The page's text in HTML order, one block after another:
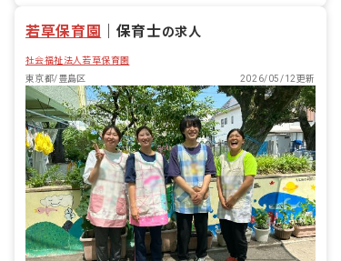
若草保育園 保育士の求人
社会福祉法人若草保育園
東京都/豊島区
2026/05/12更新